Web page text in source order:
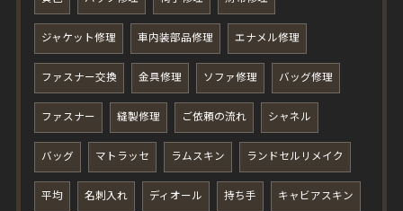
ジャケット修理 車内装部品修理 エナメル修理
ファスナー交換 金具修理 ソファ修理 バッグ修理
ファスナー 縫製修理 ご依頼の流れ シャネル
バッグ マトラッセ ラムスキン ランドセルリメイク
平均 名刺入れ ディオール 持ち手 キャビアスキン